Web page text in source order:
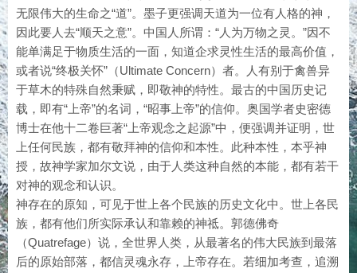
无限伟大的生命之“道”。墨子更强调天道为一位有人格的神，
因此要人去“顺天之意”。中国人所谓：“人为万物之灵。”因不
能单满足于物质生活的一面，知道企求灵性生活的最高价值，
或者说“终极关怀”（Ultimate Concern）者。人有别于禽兽异
于草木的特殊自然秉赋，即敬神的特性。最古的中国历史记
载，即有“上帝”的名词，“昭事上帝”的信仰。奥国学者史密德
博士在他十二卷巨著“上帝观念之起源”中，便强调并证明，世
上任何民族，都有敬拜神的信仰和本性。此种本性，本乎神
授，故神学家加尔文说，由于人类这种自然的本能，都有若干
对神的观念和认识。
神存在的原知，可见于世上各个民族的历史文化中。世上各民
族，都有他们所实际承认和靠赖的神祗。郭德佛奇
（Quatrefage）说，全世界人类，从最著名的伟大民族到最落
后的原始部落，都信灵魂永存，上帝存在。若细加考查，追溯